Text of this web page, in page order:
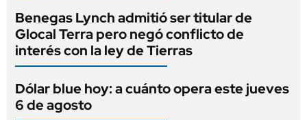
Benegas Lynch admitió ser titular de
Glocal Terra pero negó conflicto de
interés con la ley de Tierras
Dólar blue hoy: a cuánto opera este jueves
6 de agosto